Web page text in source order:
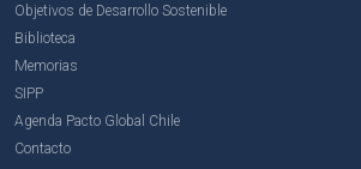
Objetivos de Desarrollo Sostenible
Biblioteca
Memorias
SIPP
Agenda Pacto Global Chile
Contacto